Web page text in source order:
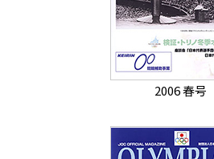
2006 春号